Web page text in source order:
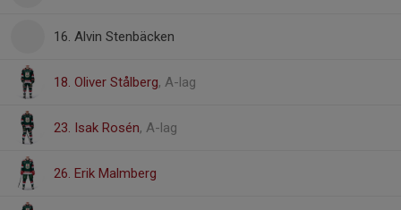
16. Alvin Stenbäcken
18. Oliver Stålberg, A-lag
23. Isak Rosén, A-lag
26. Erik Malmberg